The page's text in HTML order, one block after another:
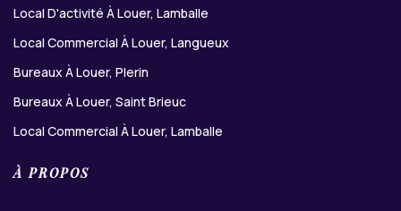
Local D'activité À Louer, Lamballe
Local Commercial À Louer, Langueux
Bureaux À Louer, Plerin
Bureaux À Louer, Saint Brieuc
Local Commercial À Louer, Lamballe
À PROPOS